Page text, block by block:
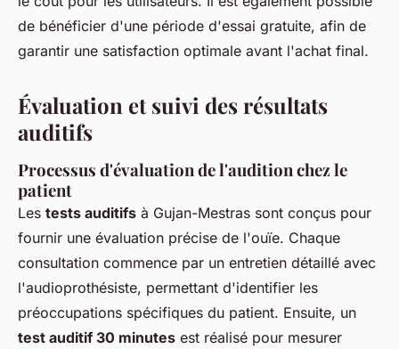
de bénéficier d'une période d'essai gratuite, afin de
garantir une satisfaction optimale avant l'achat final.
Évaluation et suivi des résultats
auditifs
Processus d'évaluation de l'audition chez le
patient
Les tests auditifs à Gujan-Mestras sont conçus pour
fournir une évaluation précise de l'ouïe. Chaque
consultation commence par un entretien détaillé avec
l'audioprothésiste, permettant d'identifier les
préoccupations spécifiques du patient. Ensuite, un
test auditif 30 minutes est réalisé pour mesurer